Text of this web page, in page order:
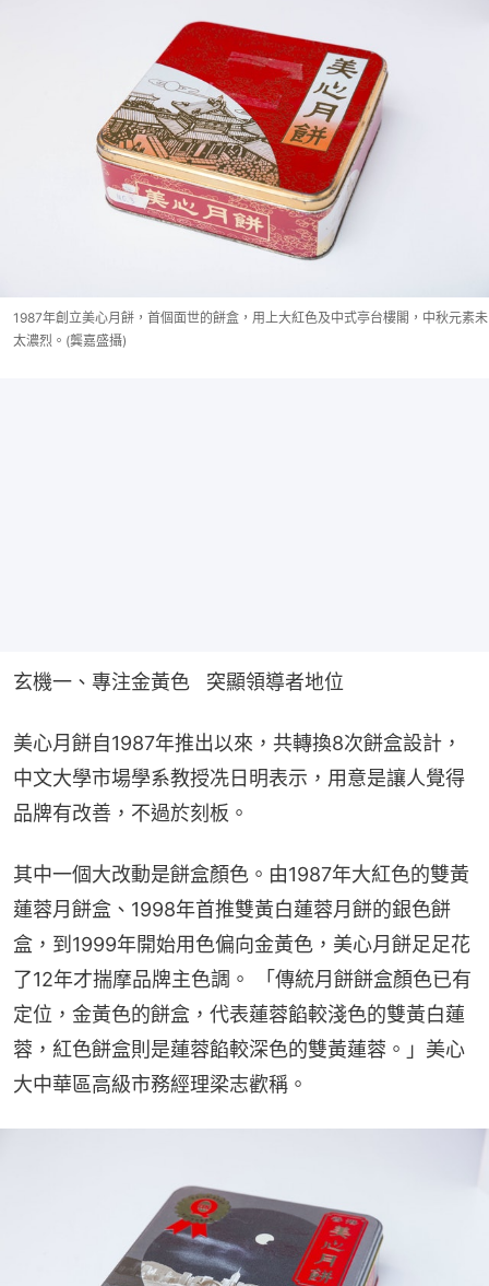
1987年創立美心月餅，首個面世的餅盒，用上大紅色及中式亭台樓閣，中秋元素未
太濃烈。(龔嘉盛攝)
玄機一、專注金黃色   突顯領導者地位
美心月餅自1987年推出以來，共轉換8次餅盒設計，
中文大學市場學系教授冼日明表示，用意是讓人覺得
品牌有改善，不過於刻板。
其中一個大改動是餅盒顏色。由1987年大紅色的雙黃
蓮蓉月餅盒、1998年首推雙黃白蓮蓉月餅的銀色餅
盒，到1999年開始用色偏向金黃色，美心月餅足足花
了12年才揣摩品牌主色調。 「傳統月餅餅盒顏色已有
定位，金黃色的餅盒，代表蓮蓉餡較淺色的雙黃白蓮
蓉，紅色餅盒則是蓮蓉餡較深色的雙黃蓮蓉。」美心
大中華區高級市務經理梁志歡稱。